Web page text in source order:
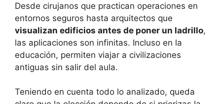
Desde cirujanos que practican operaciones en
entornos seguros hasta arquitectos que
visualizan edificios antes de poner un ladrillo,
las aplicaciones son infinitas. Incluso en la
educación, permiten viajar a civilizaciones
antiguas sin salir del aula.
Teniendo en cuenta todo lo analizado, queda